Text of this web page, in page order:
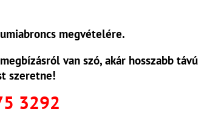
megvételére.
van szó, akár hosszabb távú
szeretne!
3292